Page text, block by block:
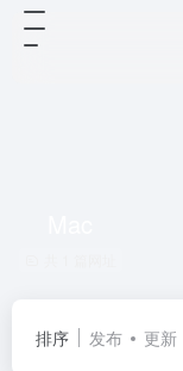
排序 发布 更新